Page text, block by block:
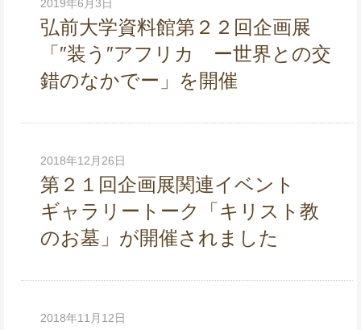
2019年6月3日
弘前大学資料館第２２回企画展
「″装う″アフリカ ー世界との交
錯のなかでー」を開催
2018年12月26日
第２１回企画展関連イベント
ギャラリートーク「キリスト教
のお墓」が開催されました
2018年11月12日